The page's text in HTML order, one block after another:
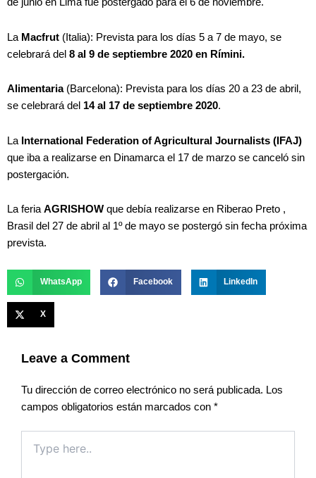
La Macfrut (Italia): Prevista para los días 5 a 7 de mayo, se
celebrará del 8 al 9 de septiembre 2020 en Rímini.
Alimentaria(Barcelona): Prevista para los días 20 a 23 de abril,
se celebrará del 14 al 17 de septiembre 2020.
La International Federation of Agricultural Journalists (IFAJ)
que iba a realizarse en Dinamarca el 17 de marzo se canceló sin
postergación.
La feriaAGRISHOW que debía realizarse en Riberao Preto ,
Brasil del 27 de abril al 1º de mayo se postergó sin fecha próxima
prevista.
WhatsApp Facebook LinkedIn
X
Leave a Comment
Tu dirección de correo electrónico no será publicada. Los
campos obligatorios están marcados con *
here..